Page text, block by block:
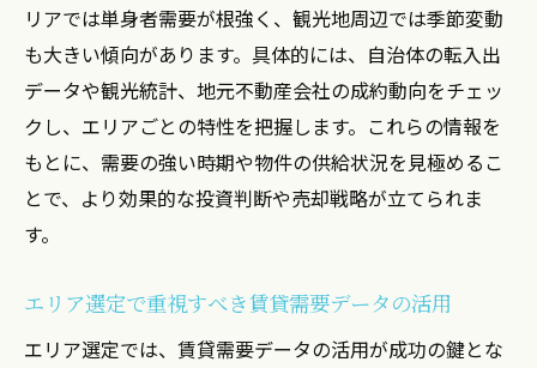
リアでは単身者需要が根強く、観光地周辺では季節変動
も大きい傾向があります。具体的には、自治体の転入出
データや観光統計、地元不動産会社の成約動向をチェッ
クし、エリアごとの特性を把握します。これらの情報を
もとに、需要の強い時期や物件の供給状況を見極めるこ
とで、より効果的な投資判断や売却戦略が立てられま
す。
エリア選定で重視すべき賃貸需要データの活用
エリア選定では、賃貸需要データの活用が成功の鍵とな